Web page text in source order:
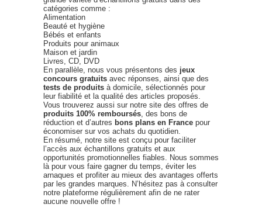
catégories comme :
Alimentation
Beauté et hygiène
Bébés et enfants
Produits pour animaux
Maison et jardin
Livres, CD, DVD
En parallèle, nous vous présentons des jeux
concours gratuits avec réponses, ainsi que des
tests de produits à domicile, sélectionnés pour
leur fiabilité et la qualité des articles proposés.
Vous trouverez aussi sur notre site des offres de
produits 100% remboursés , des bons de
réduction et d’autres bons plans en France pour
économiser sur vos achats du quotidien.
En résumé, notre site est conçu pour faciliter
l’accès aux échantillons gratuits et aux
opportunités promotionnelles fiables. Nous sommes
là pour vous faire gagner du temps, éviter les
arnaques et profiter au mieux des avantages offerts
par les grandes marques. N’hésitez pas à consulter
notre plateforme régulièrement afin de ne rater
aucune nouvelle offre !